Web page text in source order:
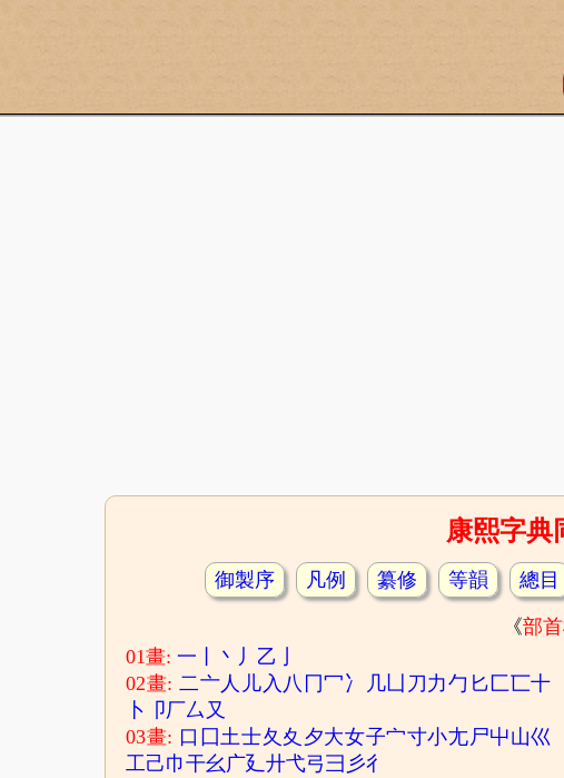
康熙字典
御製序 凡例 纂修 等韻 總目
《部
01畫:一 丶 丿 乙
02畫:二亠人 儿入 八 冂冖 冫 几凵 刀 力勹 匕 匚匸十
卜
卩厂厶 又
03畫: 口 囗土士夂 夊 夕大女子宀寸小尢尸屮山巛
工己巾干幺 广廴廾弋弓彐 彡彳